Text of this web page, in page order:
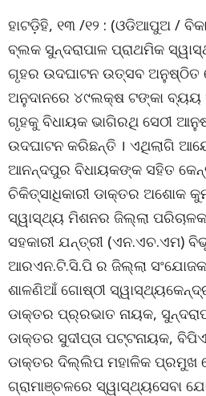
ହାଟଡ଼ିହି, ୧୩ /୧୨ : (ଓଡିଆପୁଅ /
ବ୍ଲକ ସୁନ୍ଦରାପାଳ ପ୍ରାଥମିକ
ଗୃହର ଉଦଘାଟନ ଉତ୍ସବ ଅନୁଷ୍ଠିତ
ଅନୁଦାନରେ ୪୯ଲକ୍ଷ ଟଙ୍କା ବ୍ୟୟ
ଗୃହକୁ ବିଧାୟକ ଭାଗିରଥି ସେଠୀ
ଉଦଘାଟନ କରିଛନ୍ତି । ଏଥିଲାଗି
ଆନନ୍ଦପୁର ବିଧାୟକଙ୍କ ସହିତ
ଚିକିତ୍ସାଧିକାରୀ ଡାକ୍ତର ଅଶୋକ
ସ୍ୱାସ୍ଥ୍ୟ ମିଶନର ଜିଲ୍ଲା
ସହକାରୀ ଯନ୍ତ୍ରୀ (ଏନ.ଏଚ.ଏମ)
ଆରଏନ.ଟି.ସି.ପି ର ଜିଲ୍ଲା ସଂଯୋଜକ
ଶାଳଣିଆଁ ଗୋଷ୍ଠୀ
ଡାକ୍ତର ପ୍ର୍ରଭାତ ନାୟକ,
ଡାକ୍ତର ସୁଦୀପ୍ତା ପଟ୍ଟନାୟକ,
ଡାକ୍ତର ଦିଲ୍ଲିପ ମହାଳିକ ପ୍ରମୁଖ
ଗ୍ରାମାଞ୍ଚଳରେ ସ୍ୱାସ୍ଥ୍ୟସେବା